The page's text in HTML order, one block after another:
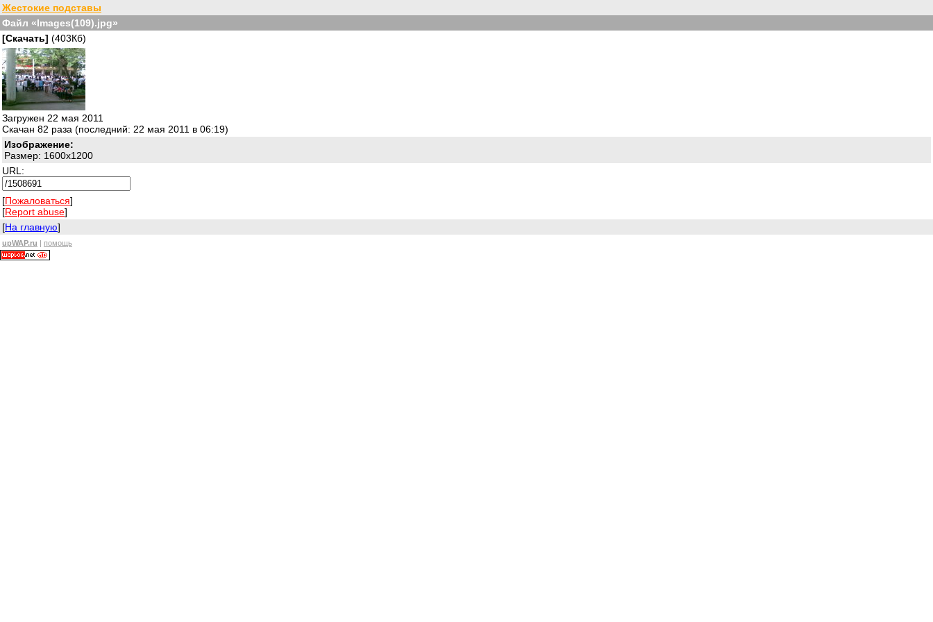
Жестокие подставы
Файл «Images(109).jpg»
[Скачать] (403Кб)
Загружен 22 мая 2011
Скачан 82 раза (последний: 22 мая 2011 в 06:19)
Изображение:
Размер: 1600x1200
URL:
[Пожаловаться]
[Report abuse]
[На главную]
upWAP.ru | помощь